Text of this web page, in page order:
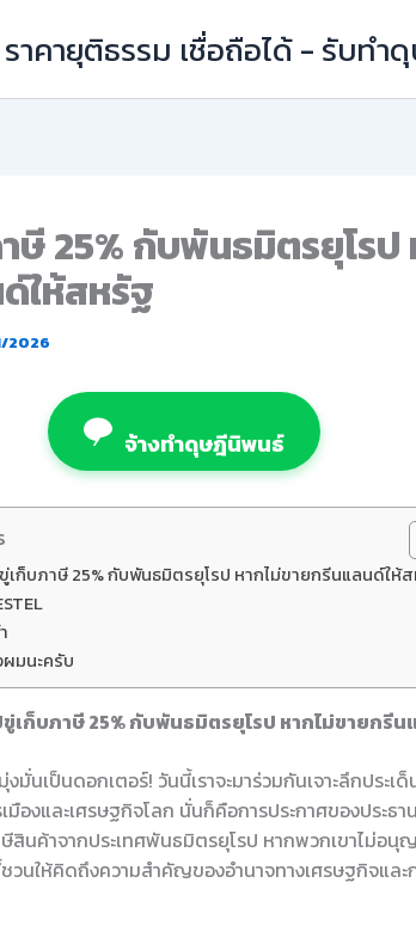
คายุติธรรม เชื่อถือได้ - รับท
ษี 25% กับพันธมิตรยุโรป
ให้สหรัฐ
2026
จ้างทำดุษฎีนิพนธ์
ขู่เก็บภาษี 25% กับพันธมิตรยุโรป หากไม่ขายกรีนแลนด์ให้
มนะครับ
ขู่เก็บภาษี 25% กับพันธมิตรยุโรป หากไม่ขายกรี
นเป็นดอกเตอร์! วันนี้เราจะมาร่วมกันเจาะลึกประเ
มืองและเศรษฐกิจโลก นั่นก็คือการประกาศของประธ
สินค้าจากประเทศพันธมิตรยุโรป หากพวกเขาไม่อนุ
วนให้คิดถึงความสำคัญของอำนาจทางเศรษฐกิจและก